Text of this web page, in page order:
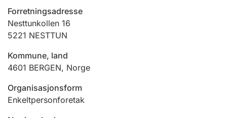
Jeger
Ektepaktrettleiaren
Forretningsadresse
Nesttunkollen 16
5221 NESTTUN
Kommune, land
4601 BERGEN, Norge
Organisasjonsform
Enkeltpersonforetak